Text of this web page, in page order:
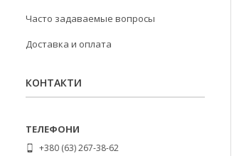
Часто задаваемые вопросы
Доставка и оплата
КОНТАКТИ
+380 (63) 267-38-62